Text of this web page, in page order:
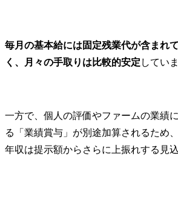
毎月の基本給には固定残業代が含まれ
く、月々の手取りは比較的安定 してい
一方で、個人の評価やファームの業績
る「業績賞与」が別途加算されるため
年収は提示額からさらに上振れする見